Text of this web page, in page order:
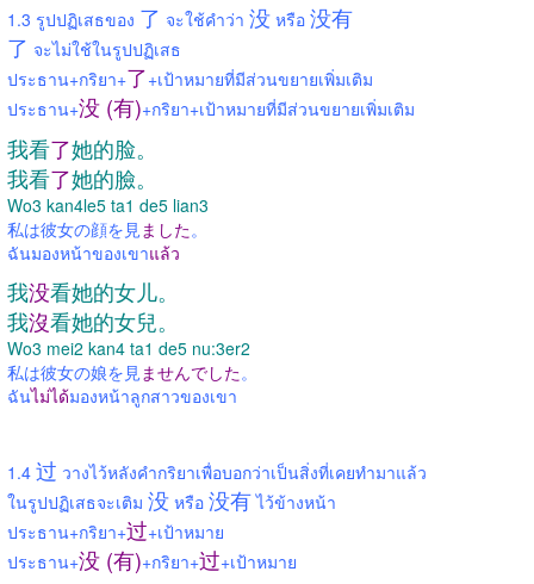
1.3 รูปปฏิเสธของ 了 จะใช้คำว่า 没 หรือ 没有
了 จะไม่ใช้ในรูปปฏิเสธ
ประธาน+กริยา+了+เป้าหมายที่มีส่วนขยายเพิ่มเติม
ประธาน+没 (有)+กริยา+เป้าหมายที่มีส่วนขยายเพิ่มเติม
我看了她的脸。
我看了她的臉。
Wo3 kan4le5 ta1 de5 lian3
私は彼女の顔を見ました。
ฉันมองหน้าของเขาแล้ว
我没看她的女儿。
我沒看她的女兒。
Wo3 mei2 kan4 ta1 de5 nu:3er2
私は彼女の娘を見ませんでした。
ฉันไม่ได้มองหน้าลูกสาวของเขา
1.4 过 วางไว้หลังคำกริยาเพื่อบอกว่าเป็นสิ่งที่เคยทำมาแล้ว
ในรูปปฏิเสธจะเติม 没 หรือ 没有ไว้ข้างหน้า
ประธาน+กริยา+过+เป้าหมาย
ประธาน+没 (有)+กริยา+过+เป้าหมาย